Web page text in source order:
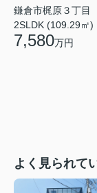
鎌倉市梶原３丁目
2SLDK (109.29㎡)
7,580万円
よく見られて